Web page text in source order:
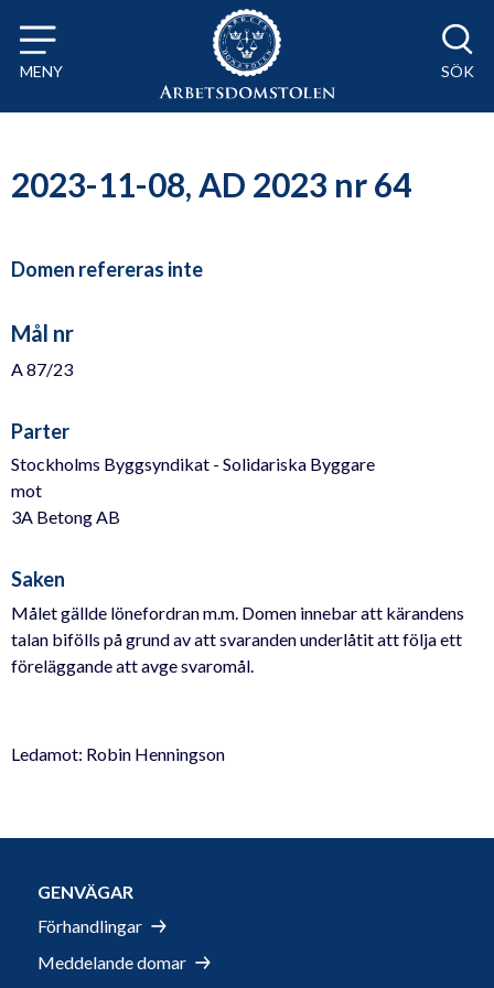
Till innehåll på sidan x
MENY SÖK
2023-11-08, AD 2023 nr 64
Domen refereras inte
Mål nr
A 87/23
Parter
Stockholms Byggsyndikat - Solidariska Byggare
mot
3A Betong AB
Saken
Målet gällde lönefordran m.m. Domen innebar att kärandens
talan bifölls på grund av att svaranden underlåtit att följa ett
föreläggande att avge svaromål.
Ledamot: Robin Henningson
GENVÄGAR
Förhandlingar
Meddelande domar